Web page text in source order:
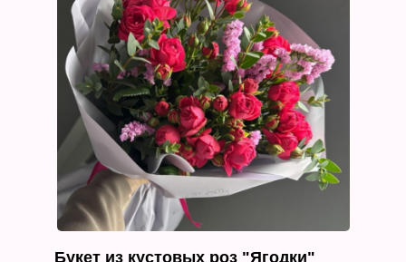
Букет из кустовых роз "Ягодки"